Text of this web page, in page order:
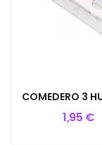
1,95 €